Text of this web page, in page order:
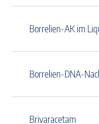
Borrelien-AK im
Borrelien-DNA-
Brivaracetam